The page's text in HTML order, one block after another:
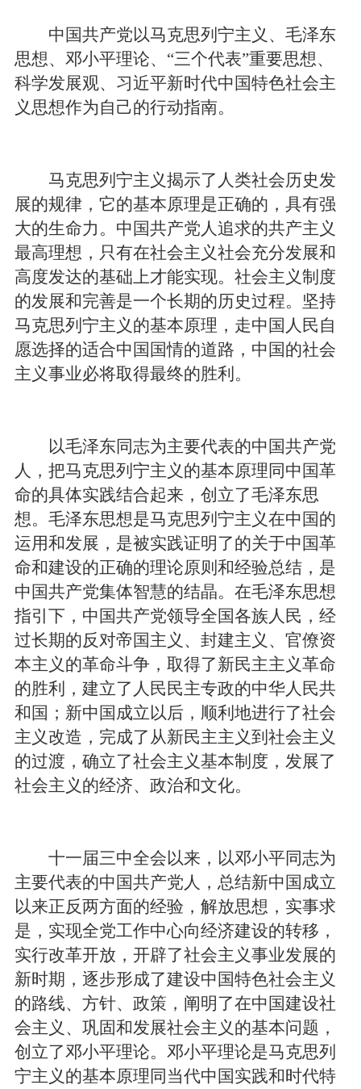
中国共产党以马克思列宁主义、毛泽东
思想、邓小平理论、“三个代表”重要思想、
科学发展观、习近平新时代中国特色社会主
义思想作为自己的行动指南。
马克思列宁主义揭示了人类社会历史发
展的规律，它的基本原理是正确的，具有强
大的生命力。中国共产党人追求的共产主义
最高理想，只有在社会主义社会充分发展和
高度发达的基础上才能实现。社会主义制度
的发展和完善是一个长期的历史过程。坚持
马克思列宁主义的基本原理，走中国人民自
愿选择的适合中国国情的道路，中国的社会
主义事业必将取得最终的胜利。
以毛泽东同志为主要代表的中国共产党
人，把马克思列宁主义的基本原理同中国革
命的具体实践结合起来，创立了毛泽东思
想。毛泽东思想是马克思列宁主义在中国的
运用和发展，是被实践证明了的关于中国革
命和建设的正确的理论原则和经验总结，是
中国共产党集体智慧的结晶。在毛泽东思想
指引下，中国共产党领导全国各族人民，经
过长期的反对帝国主义、封建主义、官僚资
本主义的革命斗争，取得了新民主主义革命
的胜利，建立了人民民主专政的中华人民共
和国；新中国成立以后，顺利地进行了社会
主义改造，完成了从新民主主义到社会主义
的过渡，确立了社会主义基本制度，发展了
社会主义的经济、政治和文化。
十一届三中全会以来，以邓小平同志为
主要代表的中国共产党人，总结新中国成立
以来正反两方面的经验，解放思想，实事求
是，实现全党工作中心向经济建设的转移，
实行改革开放，开辟了社会主义事业发展的
新时期，逐步形成了建设中国特色社会主义
的路线、方针、政策，阐明了在中国建设社
会主义、巩固和发展社会主义的基本问题，
创立了邓小平理论。邓小平理论是马克思列
宁主义的基本原理同当代中国实践和时代特